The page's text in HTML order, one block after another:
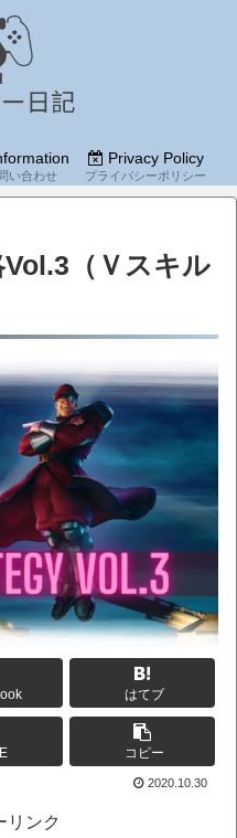
い合わせ
Privacy Policy
プライバシーポリシー
Vol.3（Ｖスキル
はてブ
コピー
2020.10.30
リンク